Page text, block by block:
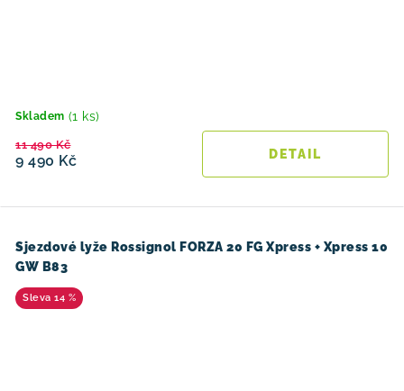
Skladem (1 ks)
9 490 Kč
11 490 Kč
Sjezdové lyže Rossignol FORZA 20 FG Xpress + Xpress 10
GW B83
14 %